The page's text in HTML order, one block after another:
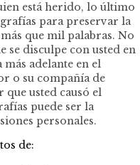
está herido, lo último
para preservar la
que mil palabras. No
se disculpe con usted en
adelante en el
o su compañía de
usted causó el
puede ser la
personales.
de: